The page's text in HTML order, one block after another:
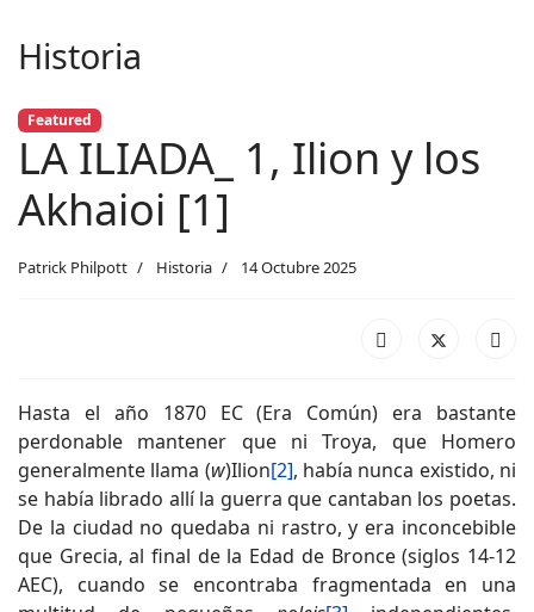
Historia
Featured
LA ILIADA_ 1, Ilion y los
Akhaioi [1]
Patrick Philpott Historia 14 Octubre 2025
Hasta el año 1870 EC (Era Común) era bastante
perdonable mantener que ni Troya, que Homero
generalmente llama (w)Ilion[2], había nunca existido, ni
se había librado allí la guerra que cantaban los poetas.
De la ciudad no quedaba ni rastro, y era inconcebible
que Grecia, al final de la Edad de Bronce (siglos 14-12
AEC), cuando se encontraba fragmentada en una